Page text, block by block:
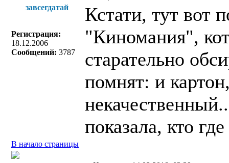
завсегдатай
Регистрация:
18.12.2006
Сообщений: 3787
Кстати, тут вот
"Киномания",
старательно
помнят: и
показала, кто
В начало страницы